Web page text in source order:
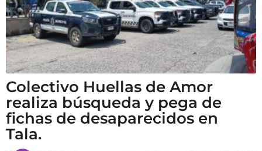
Colectivo Huellas de Amor
realiza búsqueda y pega de
fichas de desaparecidos en
Tala.